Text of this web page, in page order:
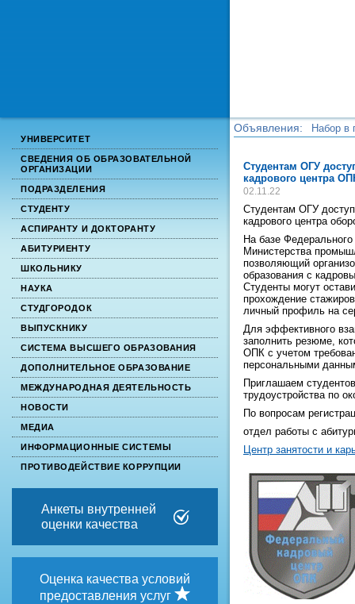
УНИВЕРСИТЕТ
СВЕДЕНИЯ ОБ ОБРАЗОВАТЕЛЬНОЙ
ОРГАНИЗАЦИИ
ПОДРАЗДЕЛЕНИЯ
СТУДЕНТУ
АСПИРАНТУ И ДОКТОРАНТУ
АБИТУРИЕНТУ
ШКОЛЬНИКУ
НАУКА
СТУДГОРОДОК
ВЫПУСКНИКУ
СИСТЕМА ВЫСШЕГО ОБРАЗОВАНИЯ
ДОПОЛНИТЕЛЬНОЕ ОБРАЗОВАНИЕ
МЕЖДУНАРОДНАЯ ДЕЯТЕЛЬНОСТЬ
НОВОСТИ
МЕДИА
ИНФОРМАЦИОННЫЕ СИСТЕМЫ
ПРОТИВОДЕЙСТВИЕ КОРРУПЦИИ
Анкеты внутренней
оценки качества
Оценка качества условий
предоставления услуг
Объявления:
Набор в
Студентам ОГУ
кадрового центра
02.11.22
Студентам ОГУ
кадрового центра
На базе
Министерства
позволяющий
образования с
Студенты могут
прохождение
личный профиль на
Для эффективного
заполнить резюме,
ОПК с учетом
персональными
Приглашаем
трудоустройства по
По вопросам
отдел работы с
Центр занятости и